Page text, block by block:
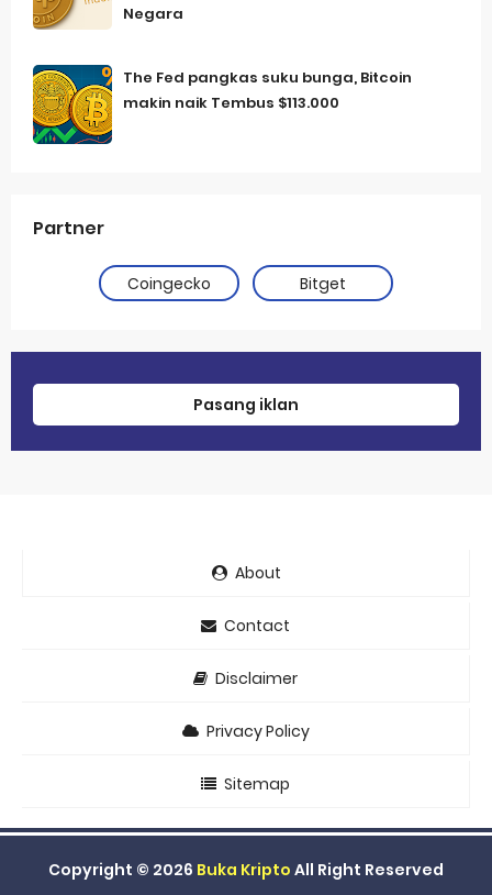
Negara
The Fed pangkas suku bunga, Bitcoin
makin naik Tembus $113.000
Partner
Coingecko Bitget
Pasang iklan
About
Contact
Disclaimer
Privacy Policy
Sitemap
Copyright © 2026 Buka Kripto All Right Reserved